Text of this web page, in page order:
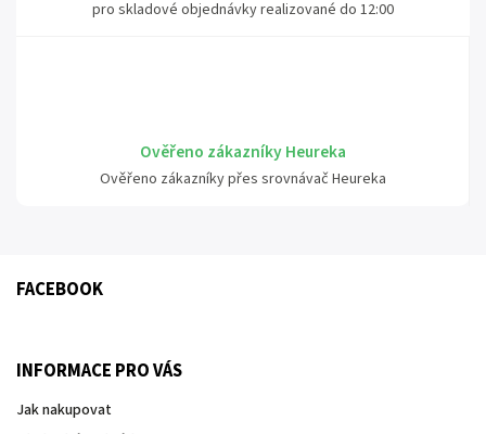
pro skladové objednávky realizované do 12:00
Ověřeno zákazníky Heureka
Ověřeno zákazníky přes srovnávač Heureka
FACEBOOK
INFORMACE PRO VÁS
Jak nakupovat